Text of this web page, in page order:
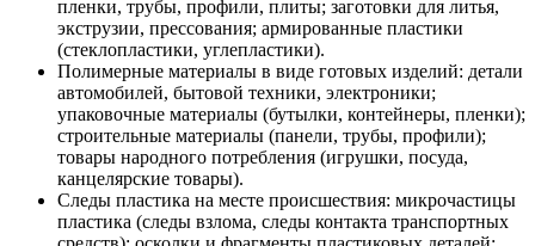
пленки, трубы, профили, плиты; заготовки для литья,
экструзии, прессования; армированные пластики
(стеклопластики, углепластики).
Полимерные материалы в виде готовых изделий: детали
автомобилей, бытовой техники, электроники;
упаковочные материалы (бутылки, контейнеры, пленки);
строительные материалы (панели, трубы, профили);
товары народного потребления (игрушки, посуда,
канцелярские товары).
Следы пластика на месте происшествия: микрочастицы
пластика (следы взлома, следы контакта транспортных